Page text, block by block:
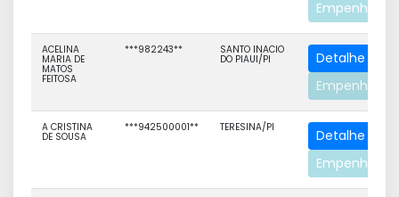
Empenhos
ACELINA
MARIA DE
MATOS
FEITOSA
***982243** SANTO INACIO
DO PIAUI/PI
Detalhe
Empenhos
A CRISTINA
DE SOUSA
***942500001** TERESINA/PI
Detalhe
Empenhos